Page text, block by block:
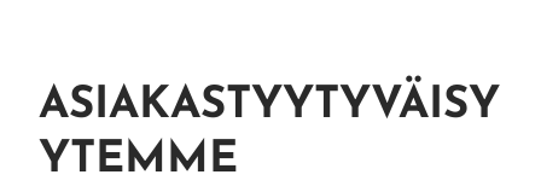
ASIAKASTYYTYVÄISY
YTEMME